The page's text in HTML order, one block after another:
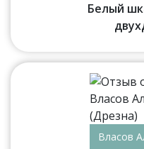
Белый
Власов